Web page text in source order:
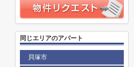
同じエリアのアパート
貝塚市